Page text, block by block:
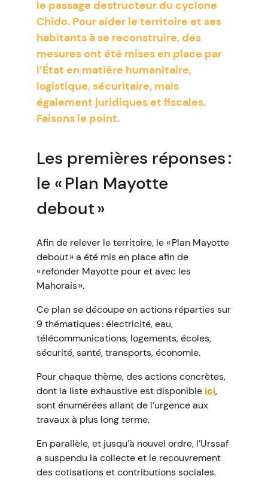
le passage destructeur du cyclone
Chido. Pour aider le territoire et ses
habitants à se reconstruire, des
mesures ont été mises en place par
l’État en matière humanitaire,
logistique, sécuritaire, mais
également juridiques et fiscales.
Faisons le point.
Les premières réponses :
le « Plan Mayotte
debout »
Afin de relever le territoire, le « Plan Mayotte
debout » a été mis en place afin de
« refonder Mayotte pour et avec les
Mahorais ».
Ce plan se découpe en actions réparties sur
9 thématiques : électricité, eau,
télécommunications, logements, écoles,
sécurité, santé, transports, économie.
Pour chaque thème, des actions concrètes,
dont la liste exhaustive est disponible ici,
sont énumérées allant de l’urgence aux
travaux à plus long terme.
En parallèle, et jusqu’à nouvel ordre, l’Urssaf
a suspendu la collecte et le recouvrement
des cotisations et contributions sociales.